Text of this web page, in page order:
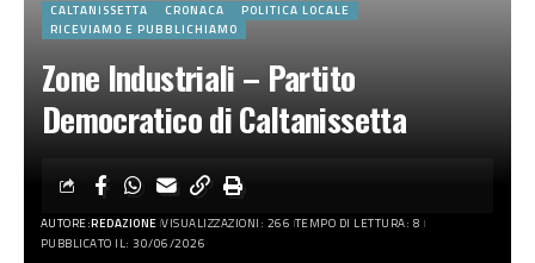
CALTANISSETTA CRONACA
POLITICA LOCALE
RICEVIAMO E PUBBLICHIAMO
Zone Industriali – Partito
Democratico di Caltanissetta
AUTORE:REDAZIONE VISUALIZZAZIONI: 266 TEMPO DI LETTURA: 8
PUBBLICATO IL: 30/06/2026